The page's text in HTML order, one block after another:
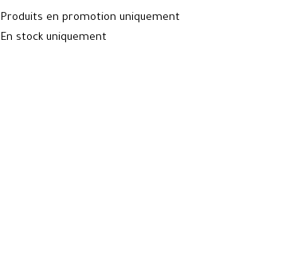
Produits en promotion uniquement
En stock uniquement